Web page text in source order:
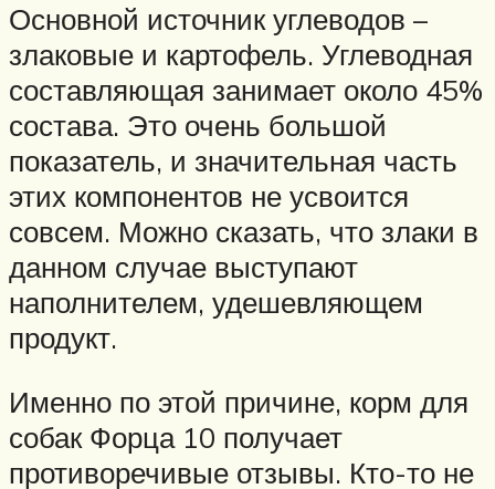
Основной источник углеводов –
злаковые и картофель. Углеводная
составляющая занимает около 45%
состава. Это очень большой
показатель, и значительная часть
этих компонентов не усвоится
совсем. Можно сказать, что злаки в
данном случае выступают
наполнителем, удешевляющем
продукт.
Именно по этой причине, корм для
собак Форца 10 получает
противоречивые отзывы. Кто-то не